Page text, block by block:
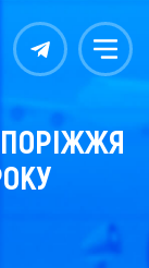
Контакты Меню